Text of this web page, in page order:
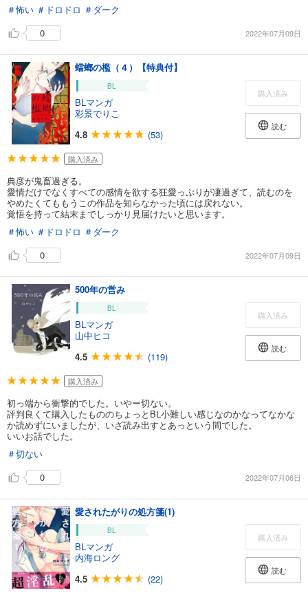
＃怖い ＃ドロドロ ＃ダーク
0
2022年07月09日
蟷螂の檻（４）【特典付】
BL
BLマンガ
彩景でりこ
4.8
(53)
購入済み
読む
購入済み
典彦が鬼畜過ぎる。
愛情だけでなくすべての感情を欲する狂愛っぷりが凄過ぎて、読むのを
やめたくてももうこの作品を知らなかった頃には戻れない。
覚悟を持って結末までしっかり見届けたいと思います。
＃怖い ＃ドロドロ ＃ダーク
0
2022年07月09日
500年の営み
BL
BLマンガ
山中ヒコ
4.5
(119)
購入済み
読む
購入済み
初っ端から衝撃的でした。いやー切ない。
評判良くて購入したもののちょっとBL小難しい感じなのかなってなかな
か読めずにいましたが、いざ読み出すとあっという間でした。
いいお話でした。
＃切ない
0
2022年07月06日
愛されたがりの処方箋(1)
BL
BLマンガ
内海ロング
4.5
(22)
購入済み
読む